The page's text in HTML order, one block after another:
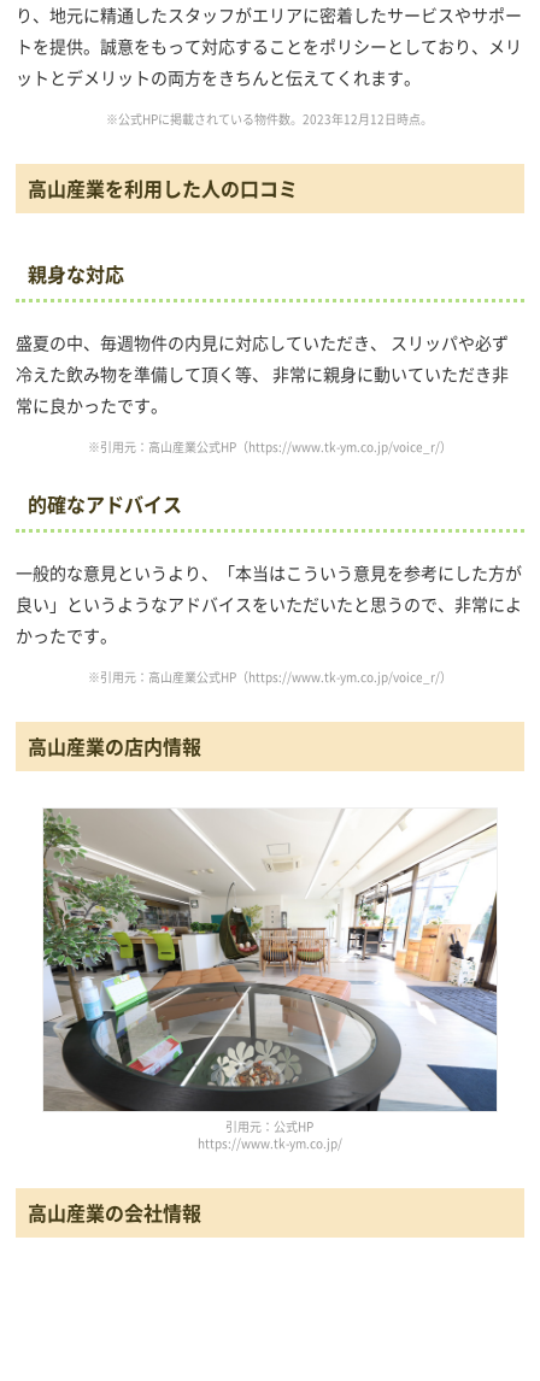
り、地元に精通したスタッフがエリアに密着したサービスやサポー
トを提供。誠意をもって対応することをポリシーとしており、メリ
ットとデメリットの両方をきちんと伝えてくれます。
※公式HPに掲載されている物件数。2023年12月12日時点。
高山産業を利用した人の口コミ
親身な対応
盛夏の中、毎週物件の内見に対応していただき、 スリッパや必ず
冷えた飲み物を準備して頂く等、 非常に親身に動いていただき非
常に良かったです。
※引用元：高山産業公式HP（https://www.tk-ym.co.jp/voice_r/）
的確なアドバイス
一般的な意見というより、「本当はこういう意見を参考にした方が
良い」というようなアドバイスをいただいたと思うので、非常によ
かったです。
※引用元：高山産業公式HP（https://www.tk-ym.co.jp/voice_r/）
高山産業の店内情報
引用元：公式HP
https://www.tk-ym.co.jp/
高山産業の会社情報